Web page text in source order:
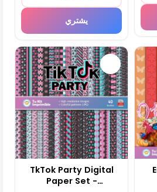
يشتري
TkTok Party Digital
Paper Set -